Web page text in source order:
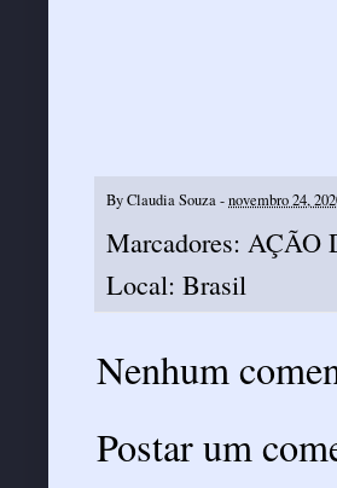
ByClaudia Souza-novembro 24,
Marcadores: AÇÃO
Local: Brasil
Nenhum
Postar um